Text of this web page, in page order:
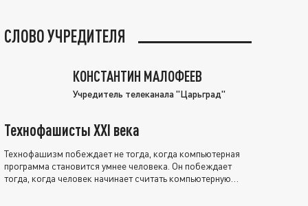
СЛОВО УЧРЕДИТЕЛЯ
КОНСТАНТИН МАЛОФЕЕВ
Учредитель телеканала "Царьград"
Технофашисты XXI века
Технофашизм побеждает не тогда, когда компьютерная
программа становится умнее человека. Он побеждает
тогда, когда человек начинает считать компьютерную